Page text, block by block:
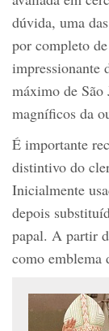
dúvida, uma
por completo
impressionante
máximo de São
magníficos da
É importante
distintivo do
Inicialmente
depois
papal. A partir
como emblema